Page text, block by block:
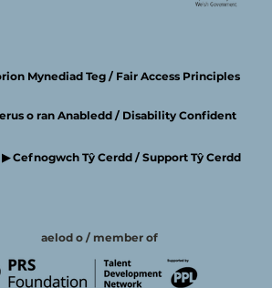
Mynediad Teg / Fair Access Principles
o ran Anabledd / Disability Confident
▶ Cefnogwch Tŷ Cerdd / Support Tŷ Cerdd
aelod o / member of